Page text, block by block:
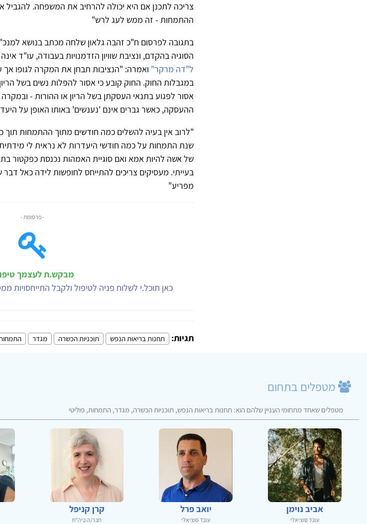
צריכה לתכנן אם היא יכולה להרחיב את המשפחה.
ההתמחות - זה ממש לעג לרש"
בתגובה לפרסום ח"כ זהבה גלאון שלחה מכתב בנושא
הסוגיה בהקדם, ונציבת שוויון הזדמנויות בעבודה, עו"ד
ל"דה מרקר" ואמרה: "הנציבות תבחן את המקרה לגופו אך
במגבלות החוק. החוק קובע כי אסור להפלות נשים בשל
אסור לפגוע בתנאי העסקתן בשל הריון או ההורות -
ההעסקה, כאשר גברים אינם 'נענשים' באותו האופן על
"לרוב אין בעיה להשלים כמה חודשים מתוך ההתמחות
שנת התמחות על כמה חודשי היעדרות לא נראית לי
של אשה להיות אמא ואם סוגיית האמהות נכנסת כפקטור
בעייתי. מעסיקים צריכים להתייחס לחופשות לידה כאל
מפריע"
- פרסומת -
מבקש.ת לעצמך
כאן תוכל.י לשלוח פניה לטיפול ולקבל התייחסויות
תגיות: תחנות בריאות הנפש תוכניות הכשרה מגדר
מטפלים בתחום
מטפלים שאחד מתחומי העניין שלהם הוא: תחנות בריאות הנפש, תוכניות הכשרה, מגדר, התמחות, פוליטי
אביב נוימן
עובד סוציאלי
יואב פרל
עובד סוציאלי
קרן קניפל
חבר/ה ביה"ת